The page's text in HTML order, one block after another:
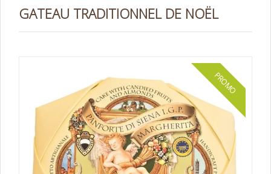
GATEAU TRADITIONNEL DE NOËL
PROMO